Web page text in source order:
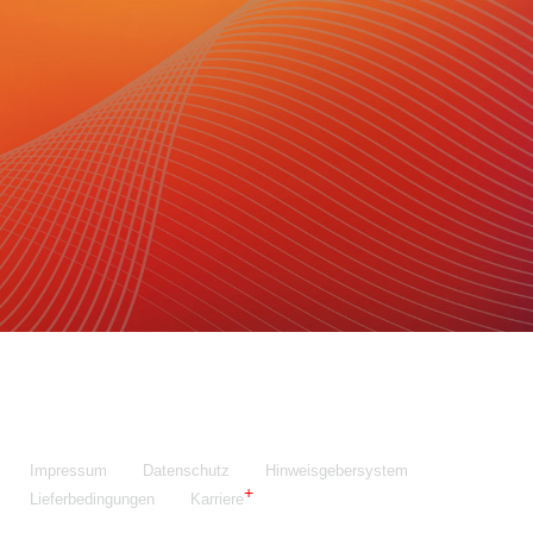
Maschinenfabrik NIEHOFF GmbH & Co. KG
Walter-Niehoff-Str. 2
91126 Schwabach
Anfahrt Google Maps
Fon:+49 9122 977-0
E-Mail: info@niehoff.de
Fax:+49 9122 977-155
Impressum Datenschutz
Hinweisgebersystem
Lieferbedingungen
Karriere